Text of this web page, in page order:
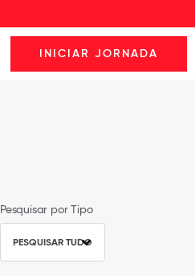
INICIAR JORNADA
Pesquisar por Tipo
PESQUISAR TUDO